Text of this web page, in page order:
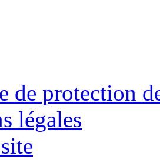
de protection
légales